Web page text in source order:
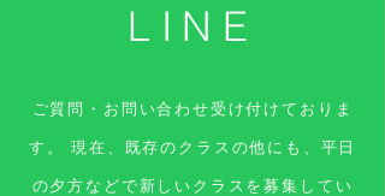
LINE
ご質問・お問い合わせ受け付けておりま
す。 現在、既存のクラスの他にも、平日
の夕方などで新しいクラスを募集してい